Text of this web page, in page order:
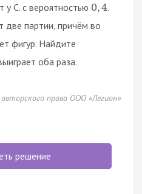
у С. с вероятностью 0,4.
две партии, причём во
фигур. Найдите
оба раза.
права ООО «Легион»
решение